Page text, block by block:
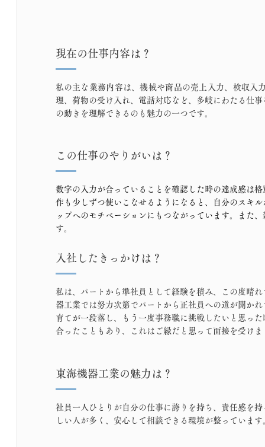
現在の仕事内容は？
私の主な業務内容は、機械や商品の売上入力、検収入
理、荷物の受け入れ、電話対応など、多岐にわたる仕
の動きを理解できるのも魅力の一つです。
この仕事のやりがいは？
数字の入力が合っていることを確認した時の達成感は
作も少しずつ使いこなせるようになると、自分のスキ
ップへのモチベーションにもつながっています。また
す。
入社したきっかけは？
私は、パートから準社員として経験を積み、この度晴
器工業では努力次第でパートから正社員への道が開か
育てが一段落し、もう一度事務職に挑戦したいと思っ
合ったこともあり、これはご縁だと思って面接を受け
東海機器工業の魅力は？
社員一人ひとりが自分の仕事に誇りを持ち、責任感を
しい人が多く、安心して相談できる環境が整っていま